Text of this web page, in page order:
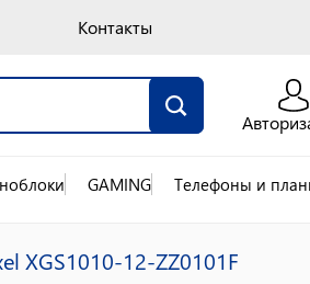
Контакты
GAMING Телефоны и
XGS1010-12-ZZ0101F